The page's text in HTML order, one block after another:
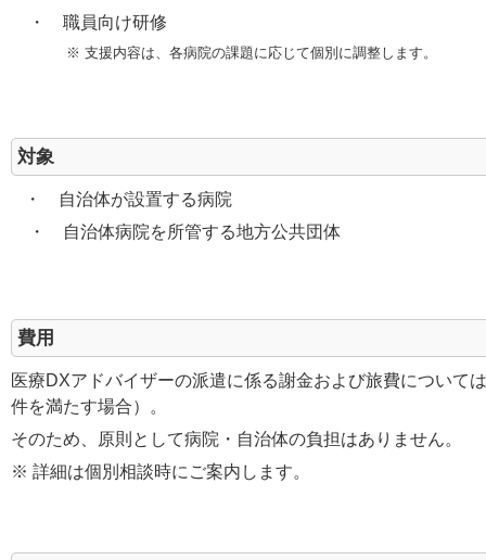
・ 職員向け研修
※ 支援内容は、各病院の課題に応じて個別に調整します。
対象
・ 自治体が設置する病院
・ 自治体病院を所管する地方公共団体
費用
医療DXアドバイザーの派遣に係る謝金および旅費について
件を満たす場合）。
そのため、原則として病院・自治体の負担はありません。
※ 詳細は個別相談時にご案内します。